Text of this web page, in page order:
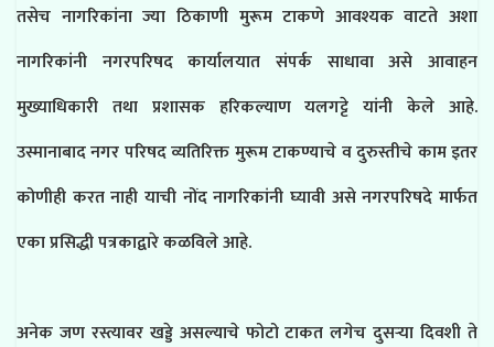
तसेच नागरिकांना ज्या ठिकाणी मुरूम टाकणे आवश्यक वाटते अशा
नागरिकांनी नगरपरिषद कार्यालयात संपर्क साधावा असे आवाहन
मुख्याधिकारी तथा प्रशासक हरिकल्याण यलगट्टे यांनी केले आहे.
उस्मानाबाद नगर परिषद व्यतिरिक्त मुरूम टाकण्याचे व दुरुस्तीचे काम इतर
कोणीही करत नाही याची नोंद नागरिकांनी घ्यावी असे नगरपरिषदे मार्फत
एका प्रसिद्धी पत्रकाद्वारे कळविले आहे.
अनेक जण रस्त्यावर खड्डे असल्याचे फोटो टाकत लगेच दुसऱ्या दिवशी ते